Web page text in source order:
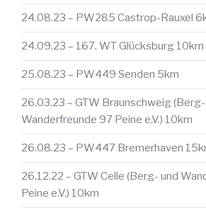
24.08.23 – PW285 Castrop-Rauxel
24.09.23 – 167. WT Glücksburg 10km
25.08.23 – PW449 Senden 5km
26.03.23 – GTW Braunschweig (Berg-
Wanderfreunde 97 Peine e.V.) 10km
26.08.23 – PW447 Bremerhaven
26.12.22 – GTW Celle (Berg- und
Peine e.V.) 10km